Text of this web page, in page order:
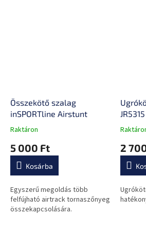
Összekötő szalag
inSPORTline Airstunt
A
átlagos
értékelése
0,0
csillag.
Raktáron
5 000 Ft
Kosárba
Egyszerű megoldás több
felfújható airtrack tornaszőnyeg
összekapcsolására.
JR5315
A
átlagos
0,0
csillag.
2